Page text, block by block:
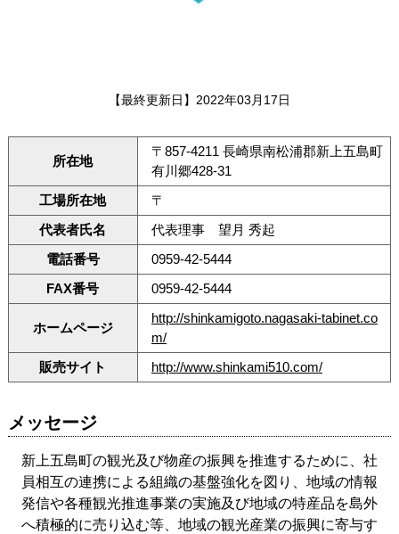
【最終更新日】2022年03月17日
所在地
〒857-4211 長崎県南松浦郡新上五島町
有川郷428-31
工場所在地
〒
代表者氏名
代表理事 望月 秀起
電話番号
0959-42-5444
FAX番号
0959-42-5444
ホームページ
http://shinkamigoto.nagasaki-tabinet.co
m/
販売サイト
http://www.shinkami510.com/
メッセージ
新上五島町の観光及び物産の振興を推進するために、社
員相互の連携による組織の基盤強化を図り、地域の情報
発信や各種観光推進事業の実施及び地域の特産品を島外
へ積極的に売り込む等、地域の観光産業の振興に寄与す